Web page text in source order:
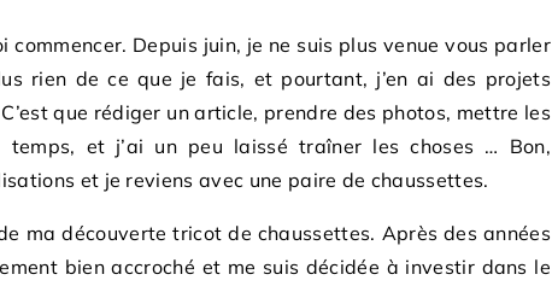
commencer. Depuis juin, je ne suis plus venue vous parler
rien de ce que je fais, et pourtant, j’en ai des projets
que rédiger un article, prendre des photos, mettre les
temps, et j’ai un peu laissé traîner les choses … Bon,
et je reviens avec une paire de chaussettes.
ma découverte tricot de chaussettes. Après des années
bien accroché et me suis décidée à investir dans le